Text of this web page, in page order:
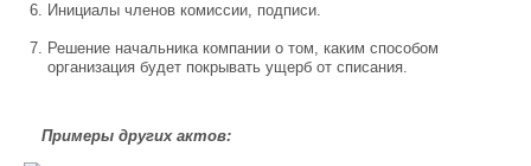
Инициалы членов комиссии, подписи.
Решение начальника компании о том, каким способом
организация будет покрывать ущерб от списания.
Примеры других актов: